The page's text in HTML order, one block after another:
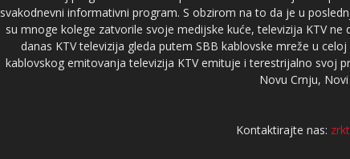
svakodnevni informativni program. S obzirom na to da je u
su mnoge kolege zatvorile svoje medijske kuće, televizija KTV
danas KTV televizija gleda putem SBB kablovske mreže u
kablovskog emitovanja televizija KTV emituje i terestrijalno svoj
Novu Crnju,
Kontaktirajte nas: